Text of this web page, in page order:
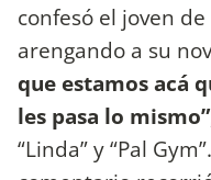
confesó el joven
arengando a su
que estamos acá
les pasa lo mismo”
“Linda” y “Pal